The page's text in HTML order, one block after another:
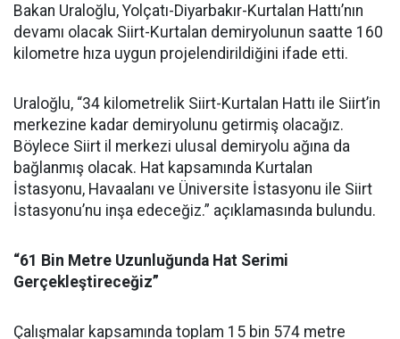
Bakan Uraloğlu, Yolçatı-Diyarbakır-Kurtalan Hattı’nın
devamı olacak Siirt-Kurtalan demiryolunun saatte 160
kilometre hıza uygun projelendirildiğini ifade etti.
Uraloğlu, “34 kilometrelik Siirt-Kurtalan Hattı ile Siirt’in
merkezine kadar demiryolunu getirmiş olacağız.
Böylece Siirt il merkezi ulusal demiryolu ağına da
bağlanmış olacak. Hat kapsamında Kurtalan
İstasyonu, Havaalanı ve Üniversite İstasyonu ile Siirt
İstasyonu’nu inşa edeceğiz.” açıklamasında bulundu.
“61 Bin Metre Uzunluğunda Hat Serimi
Gerçekleştireceğiz”
Çalışmalar kapsamında toplam 15 bin 574 metre